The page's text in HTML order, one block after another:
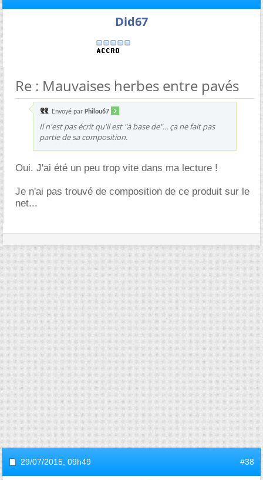
Did67
Re : Mauvaises herbes entre pavés
Envoyé par Philou67
Il n'est pas écrit qu'il est "à base de"... ça ne fait pas
partie de sa composition.
Oui. J'ai été un peu trop vite dans ma lecture !
Je n'ai pas trouvé de composition de ce produit sur le
net...
29/07/2015, 09h49 #38